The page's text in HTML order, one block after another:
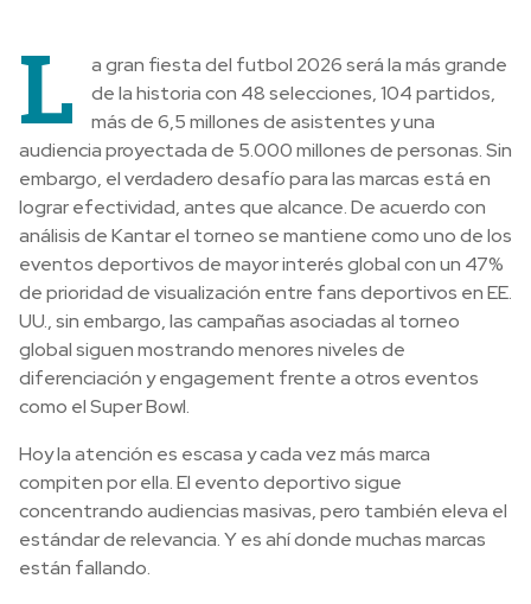
L
a gran fiesta del futbol 2026 será la más grande
de la historia con 48 selecciones, 104 partidos,
más de 6,5 millones de asistentes y una
audiencia proyectada de 5.000 millones de personas. Sin
embargo, el verdadero desafío para las marcas está en
lograr efectividad, antes que alcance. De acuerdo con
análisis de Kantar el torneo se mantiene como uno de los
eventos deportivos de mayor interés global con un 47%
de prioridad de visualización entre fans deportivos en EE.
UU., sin embargo, las campañas asociadas al torneo
global siguen mostrando menores niveles de
diferenciación y engagement frente a otros eventos
como el Super Bowl.
Hoy la atención es escasa y cada vez más marca
compiten por ella. El evento deportivo sigue
concentrando audiencias masivas, pero también eleva el
estándar de relevancia. Y es ahí donde muchas marcas
están fallando.